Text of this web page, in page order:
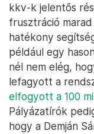
kkv-k jelentős
frusztráció
hatékony
például egy
nél nem elég,
lefagyott a
elfogyott a 100
Pályázatírók
hogy a Demján